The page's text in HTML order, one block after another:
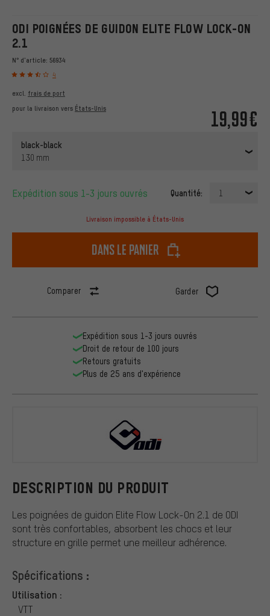
ODI POIGNÉES DE GUIDON ELITE FLOW LOCK-ON
2.1
N° d'article: 56934
4
19,99€
excl. frais de port
pour la livraison vers États-Unis
black-black
130 mm
Expédition sous 1-3 jours ouvrés Quantité: 1
Livraison impossible à États-Unis
dans le panier
Comparer Garder
DESCRIPTION DU PRODUIT
Les poignées de guidon Elite Flow Lock-On 2.1 de ODI
sont très confortables, absorbent les chocs et leur
structure en grille permet une meilleur adhérence.
Spécifications :
Utilisation :
VTT
Expédition sous 1-3 jours ouvrés
Droit de retour de 100 jours
Retours gratuits
Plus de 25 ans d'expérience